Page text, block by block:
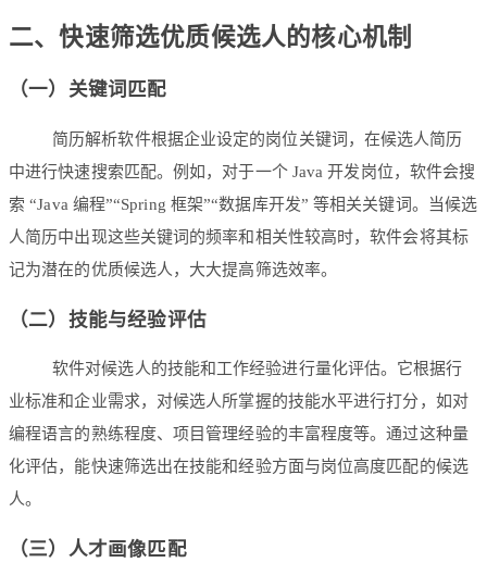
二、快速筛选优质候选人的核心机制
（一）关键词匹配
简历解析软件根据企业设定的岗位关键词，在候选人简历
中进行快速搜索匹配。例如，对于一个 Java 开发岗位，软件会搜
索 “Java 编程”“Spring 框架”“数据库开发” 等相关关键词。当候选
人简历中出现这些关键词的频率和相关性较高时，软件会将其标
记为潜在的优质候选人，大大提高筛选效率。
（二）技能与经验评估
软件对候选人的技能和工作经验进行量化评估。它根据行
业标准和企业需求，对候选人所掌握的技能水平进行打分，如对
编程语言的熟练程度、项目管理经验的丰富程度等。通过这种量
化评估，能快速筛选出在技能和经验方面与岗位高度匹配的候选
人。
（三）人才画像匹配